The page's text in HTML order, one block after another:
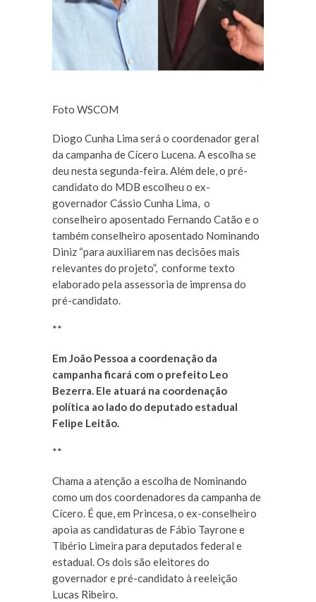
Foto WSCOM
Diogo Cunha Lima será o coordenador geral
da campanha de Cícero Lucena. A escolha se
deu nesta segunda-feira. Além dele, o pré-
candidato do MDB escolheu o ex-
governador Cássio Cunha Lima, o
conselheiro aposentado Fernando Catão e o
também conselheiro aposentado Nominando
Diniz “para auxiliarem nas decisões mais
relevantes do projeto”, conforme texto
elaborado pela assessoria de imprensa do
pré-candidato.
**
Em João Pessoa a coordenação da
campanha ficará com o prefeito Leo
Bezerra. Ele atuará na coordenação
política ao lado do deputado estadual
Felipe Leitão.
**
Chama a atenção a escolha de Nominando
como um dos coordenadores da campanha de
Cícero. É que, em Princesa, o ex-conselheiro
apoia as candidaturas de Fábio Tayrone e
Tibério Limeira para deputados federal e
estadual. Os dois são eleitores do
governador e pré-candidato à reeleição
Lucas Ribeiro.